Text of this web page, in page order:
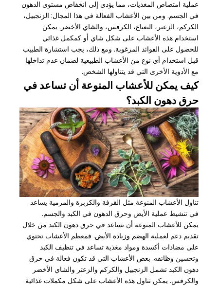
عملية امتصاص المغذيات، مما يؤدي إلى انخفاض مستوى الدهون
في الجسم. ومن بين الأعشاب الفعالة في هذا المجال: الزنجبيل،
الكركم، الزعتر، النعناع، الكرفس، والشاي الأخضر. يمكن
استخدام هذه الأعشاب على شكل شاي أو كمكمل غذائي
للحصول على الفوائد المرغوبة. ومع ذلك، يجب استشارة الطبيب
قبل استخدام أي نوع من الأعشاب الطبيعية لضمان عدم تداخلها
مع الأدوية الأخرى التي قد يتناولها الشخص.
كيف يمكن للأعشاب المنوعة أن تساعد في
حرق دهون الكبد؟
تناول الأعشاب المنوعة مثل القرفة والكزبرة والمرمية يساعد
في تنشيط عملية الأيض وحرق الدهون في الكبد والجسم.
يمكن للأعشاب المنوعة أن تساعد في حرق دهون الكبد من خلال
تقديم دعم لعملية الهضم وزيادة الأيض. فمعظم الأعشاب تحتوي
على مضادات أكسدة ومواد مغذية تساعد في تنظيف الكبد
وتحسين وظائفه. بعض الأعشاب التي قد تكون فعالة في حرق
دهون الكبد تشمل الزنجبيل والكركم والزعتر والشاي الأخضر
والكرفس. يمكن تناول هذه الأعشاب على شكل مكملات غذائية